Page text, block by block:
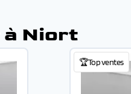
à Niort
🏆Top ventes